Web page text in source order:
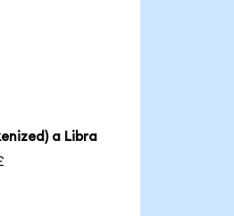
a Libra